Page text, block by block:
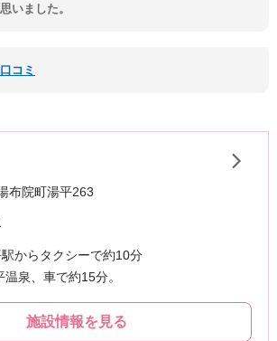
いました。
コミ